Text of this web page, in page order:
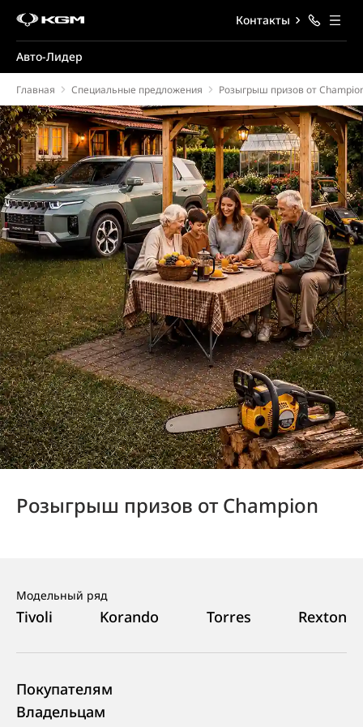
Авто-Лидер
Контакты
Главная Специальные предложения Розыгрыш призов от
Розыгрыш призов от Champion
Модельный ряд
Tivoli Korando Torres Rexton
Покупателям
Владельцам